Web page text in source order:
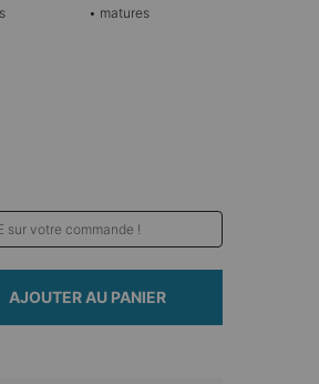
• matures
sur votre commande !
AJOUTER AU PANIER